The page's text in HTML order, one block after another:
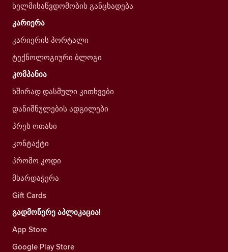
ხელმისაწვდომობის განცხადება
კარიერა
კარიერის პორტალი
ტექნოლოგიური ბლოგი
კომპანია
ხშირად დასმული კითხვები
დანიშნულების ადგილები
პრეს ოთახი
კონტაქტი
პრომო კოდი
მხარდაჭერა
Gift Cards
გადმოწერე აპლიკაცია!
App Store
Google Play Store